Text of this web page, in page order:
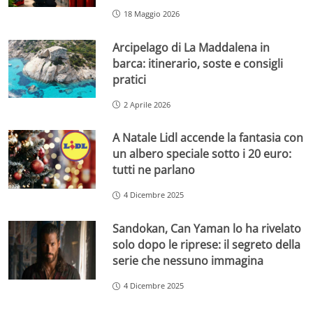
18 Maggio 2026
Arcipelago di La Maddalena in
barca: itinerario, soste e consigli
pratici
2 Aprile 2026
A Natale Lidl accende la fantasia con
un albero speciale sotto i 20 euro:
tutti ne parlano
4 Dicembre 2025
Sandokan, Can Yaman lo ha rivelato
solo dopo le riprese: il segreto della
serie che nessuno immagina
4 Dicembre 2025